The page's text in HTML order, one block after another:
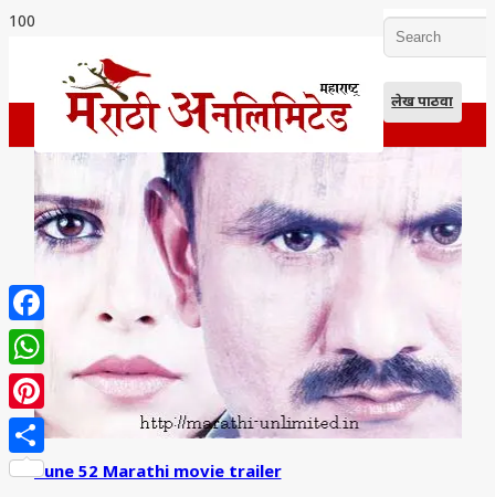
लेख पाठवा
Pune 52 Marathi movie trailer
Facebook
WhatsApp
Pinterest
Share